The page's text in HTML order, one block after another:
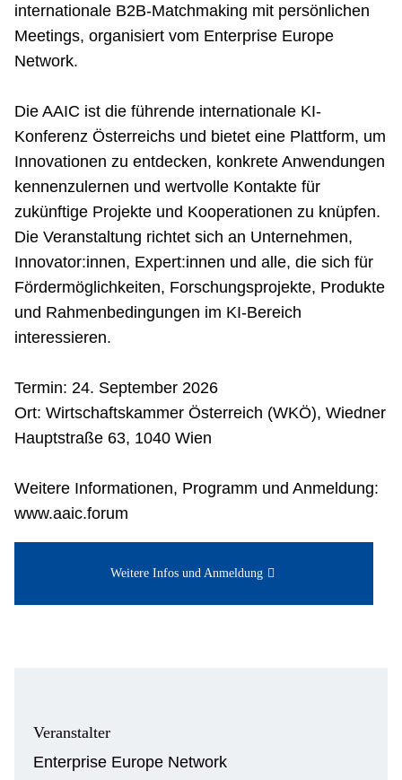
internationale B2B-Matchmaking mit persönlichen
Meetings, organisiert vom Enterprise Europe
Network.
Die AAIC ist die führende internationale KI-
Konferenz Österreichs und bietet eine Plattform, um
Innovationen zu entdecken, konkrete Anwendungen
kennenzulernen und wertvolle Kontakte für
zukünftige Projekte und Kooperationen zu knüpfen.
Die Veranstaltung richtet sich an Unternehmen,
Innovator:innen, Expert:innen und alle, die sich für
Fördermöglichkeiten, Forschungsprojekte, Produkte
und Rahmenbedingungen im KI-Bereich
interessieren.
Termin: 24. September 2026
Ort: Wirtschaftskammer Österreich (WKÖ), Wiedner
Hauptstraße 63, 1040 Wien
Weitere Informationen, Programm und Anmeldung:
www.aaic.forum
Weitere Infos und Anmeldung
Veranstalter
Enterprise Europe Network